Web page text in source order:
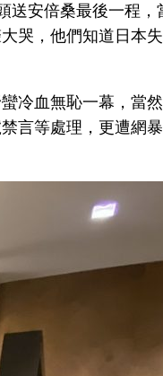
安倍桑最後一程
哭，他們知道日本
冷血無恥一幕，當
言等處理，更遭網